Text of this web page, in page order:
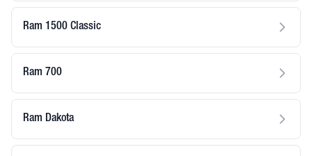
Ram 1500 Classic
Ram 700
Ram Dakota